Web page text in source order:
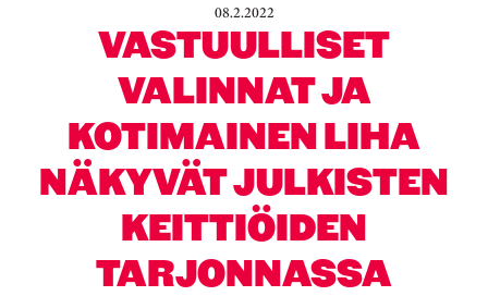
08.2.2022
VASTUULLISET
VALINNAT JA
KOTIMAINEN LIHA
NÄKYVÄT JULKISTEN
KEITTIÖIDEN
TARJONNASSA